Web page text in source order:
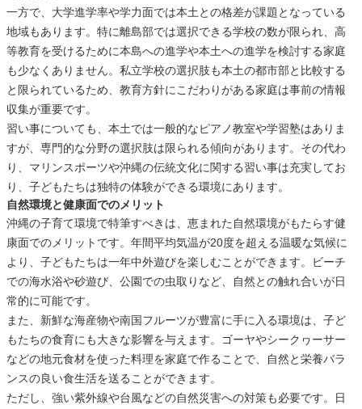
一方で、大学進学率や学力面では本土との格差が課題となっている
地域もあります。特に離島部では選択できる学校の数が限られ、高
等教育を受けるために本島への進学や本土への進学を検討する家庭
も少なくありません。私立学校の選択肢も本土の都市部と比較する
と限られているため、教育方針にこだわりがある家庭は事前の情報
収集が重要です。
習い事についても、本土では一般的なピアノ教室や学習塾はありま
すが、専門的な分野の選択肢は限られる傾向があります。その代わ
り、マリンスポーツや沖縄の伝統文化に関する習い事は充実してお
り、子どもたちは独特の体験ができる環境にあります。
自然環境と健康面でのメリット
沖縄の子育て環境で特筆すべきは、恵まれた自然環境がもたらす健
康面でのメリットです。年間平均気温が20度を超える温暖な気候に
より、子どもたちは一年中外遊びを楽しむことができます。ビーチ
での海水浴や砂遊び、公園での虫取りなど、自然との触れ合いが日
常的に可能です。
また、新鮮な海産物や南国フルーツが豊富に手に入る環境は、子ど
もたちの食育にも大きな影響を与えます。ゴーヤやシークヮーサー
などの地元食材を使った料理を家庭で作ることで、自然と栄養バラ
ンスの良い食生活を送ることができます。
ただし、強い紫外線や台風などの自然災害への対策も必要です。日